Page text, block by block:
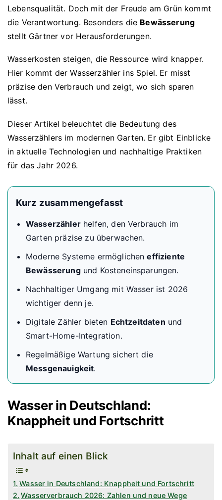
Lebensqualität. Doch mit der Freude am Grün kommt
die Verantwortung. Besonders die Bewässerung
stellt Gärtner vor Herausforderungen.
Wasserkosten steigen, die Ressource wird knapper.
Hier kommt der Wasserzähler ins Spiel. Er misst
präzise den Verbrauch und zeigt, wo sich sparen
lässt.
Dieser Artikel beleuchtet die Bedeutung des
Wasserzählers im modernen Garten. Er gibt Einblicke
in aktuelle Technologien und nachhaltige Praktiken
für das Jahr 2026.
Kurz zusammengefasst
Wasserzählerhelfen, den Verbrauch im
Garten präzise zu überwachen.
Moderne Systeme ermöglicheneffiziente
Bewässerungund Kosteneinsparungen.
Nachhaltiger Umgang mit Wasser ist 2026
wichtiger denn je.
Digitale Zähler bieten Echtzeitdaten und
Smart-Home-Integration.
Regelmäßige Wartung sichert die
Messgenauigkeit.
Wasser in Deutschland:
Knappheit und Fortschritt
Inhalt auf einen Blick
Wasser in Deutschland: Knappheit und Fortschritt
Wasserverbrauch 2026: Zahlen und neue Wege